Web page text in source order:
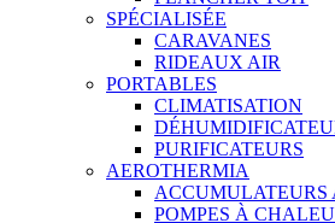
SPÉCIALISÉE
CARAVANES
RIDEAUX AIR
PORTABLES
CLIMATISATION
PURIFICATEURS
AEROTHERMIA
ACCUMULATEURS
POMPES À